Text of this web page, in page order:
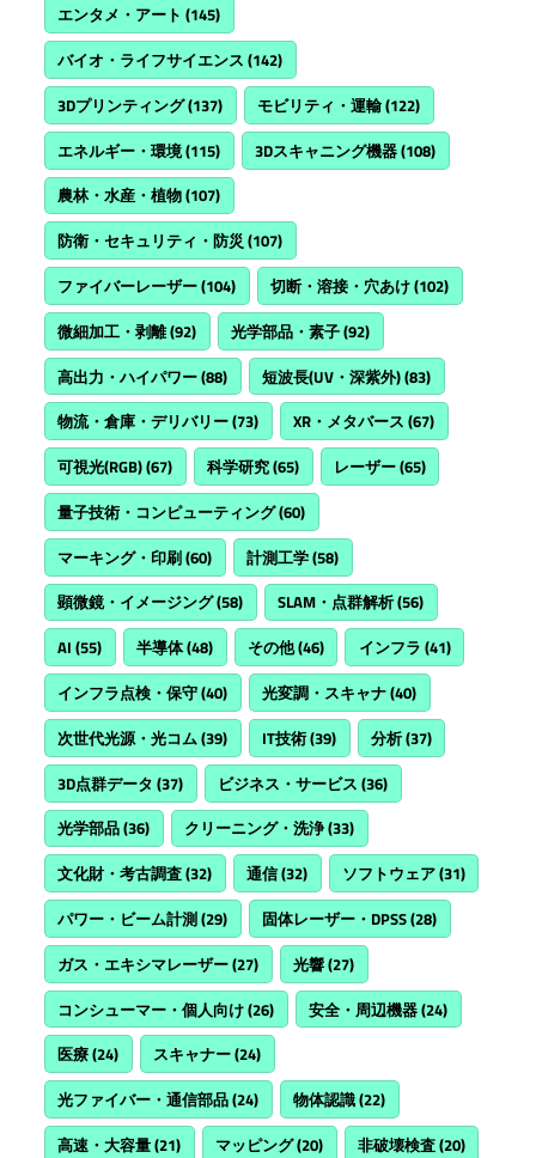
エンタメ・アート (145)
バイオ・ライフサイエンス (142)
3Dプリンティング(137) モビリティ・運輸(122)
エネルギー・環境(115) 3Dスキャニング機器(108)
農林・水産・植物(107)
防衛・セキュリティ・防災(107)
ファイバーレーザー(104) 切断・溶接・穴あけ(102)
微細加工・剥離(92) 光学部品・素子(92)
高出力・ハイパワー(88) 短波長(UV・深紫外)(83)
物流・倉庫・デリバリー(73) XR・メタバース (67)
可視光(RGB)(67) 科学研究(65) レーザー(65)
量子技術・コンピューティング(60)
マーキング・印刷(60) 計測工学(58)
顕微鏡・イメージング(58) SLAM・点群解析(56)
AI (55) 半導体(48) その他(46) インフラ (41)
インフラ点検・保守(40) 光変調・スキャナ(40)
次世代光源・光コム(39) IT技術(39) 分析(37)
3D点群データ (37) ビジネス・サービス (36)
光学部品(36) クリーニング・洗浄(33)
文化財・考古調査(32) 通信(32) ソフトウェア(31)
パワー・ビーム計測(29) 固体レーザー・DPSS(28)
ガス・エキシマレーザー(27) 光響(27)
コンシューマー・個人向け(26) 安全・周辺機器(24)
医療(24) スキャナー(24)
光ファイバー・通信部品(24) 物体認識(22)
高速・大容量(21) マッピング(20) 非破壊検査(20)